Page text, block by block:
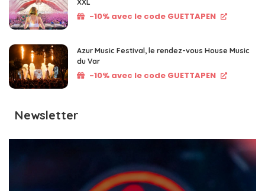
XXL
-10% avec le code GUETTAPEN
Azur Music Festival, le rendez-vous House Music
du Var
-10% avec le code GUETTAPEN
Newsletter